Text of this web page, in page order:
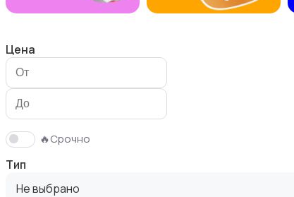
Стройматериалы
Цена
🔥Срочно
Тип
Не выбрано